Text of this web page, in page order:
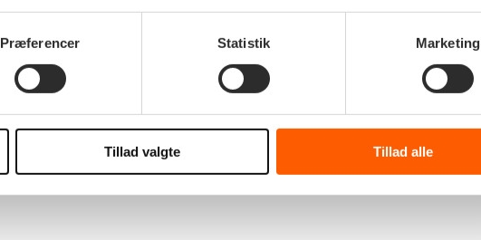
Præferencer Statistik Marketing
Tillad valgte Tillad alle